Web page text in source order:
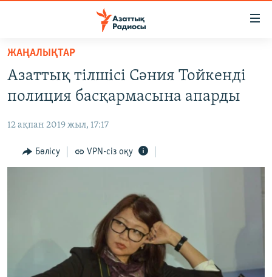
Skip
main
content
to
Navigation
Skip
ҚАҢТАР ОҚИҒАСЫ
АДАМ ҚҰҚЫҚТАРЫ
АРНАЙЫ ЖОБАЛАР
ЖАҢАЛЫҚТАР
Азаттық тілшісі Сәния Тойкенді
полиция басқармасына апарды
12 ақпан 2019 жыл, 17:17
Бөлісу VPN-сіз оқу